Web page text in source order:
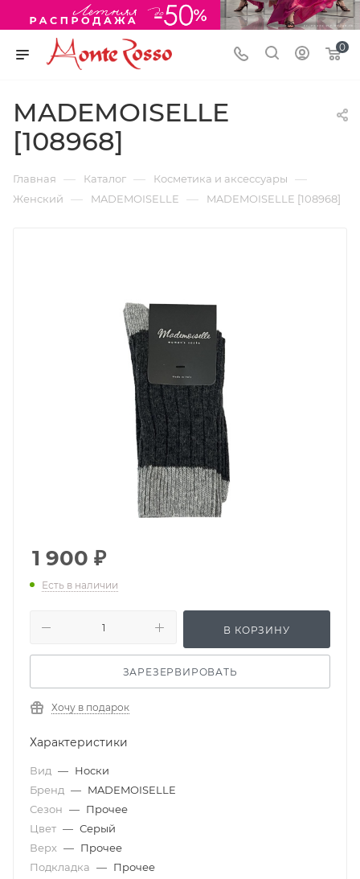
0
MADEMOISELLE
[108968]
Главная — Каталог — Косметика и аксессуары —
Женский — MADEMOISELLE — MADEMOISELLE [108968]
1 900 ₽
Есть в наличии
В КОРЗИНУ
ЗАРЕЗЕРВИРОВАТЬ
Хочу в подарок
Характеристики
Вид — Носки
Бренд — MADEMOISELLE
Сезон — Прочее
Цвет — Серый
Верх — Прочее
Подкладка — Прочее